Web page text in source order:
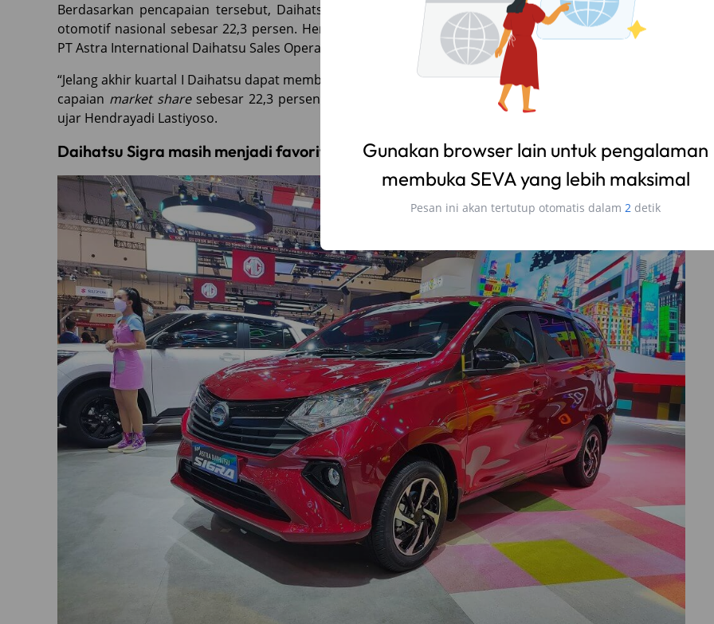
Berdasarkan pencapaian tersebut, Daihatsu berhasil memberikan kontribusi terhadapmarket share
otomotif nasional sebesar 22,3 persen. Hendrayadi Lastiyoso, Marketing & CR Relations Division Head
PT Astra International Daihatsu Sales Operation (AI-DSO) mengaku bersyukur.
“Jelang akhir kuartal I Daihatsu dapat membuka awal 2023 dengan raihan penjualan yang baik, ditambah
capaian market sharesebesar 22,3 persen. Semoga pasar otomotif tahun ini dapat terus meningkat,”
ujar Hendrayadi Lastiyoso.
Daihatsu Sigra masih menjadi favorit